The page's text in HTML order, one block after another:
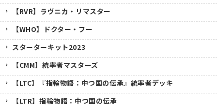
【RVR】ラヴニカ・リマスター
【WHO】ドクター・フー
スターターキット2023
【CMM】統率者マスターズ
【LTC】『指輪物語：中つ国の伝承』統率者デッキ
【LTR】指輪物語：中つ国の伝承